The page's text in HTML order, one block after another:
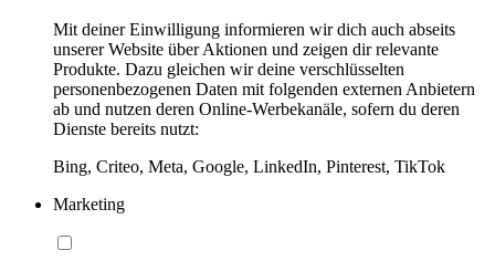
Mit deiner Einwilligung informieren wir dich auch abseits
unserer Website über Aktionen und zeigen dir relevante
Produkte. Dazu gleichen wir deine verschlüsselten
personenbezogenen Daten mit folgenden externen Anbietern
ab und nutzen deren Online-Werbekanäle, sofern du deren
Dienste bereits nutzt:
Bing, Criteo, Meta, Google, LinkedIn, Pinterest, TikTok
Marketing